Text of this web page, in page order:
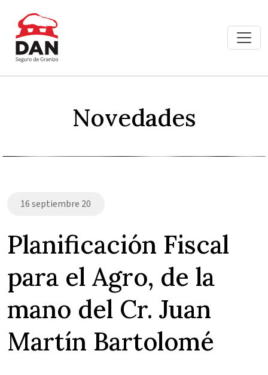
Novedades
16 septiembre 20
Planificación Fiscal
para el Agro, de la
mano del Cr. Juan
Martín Bartolomé